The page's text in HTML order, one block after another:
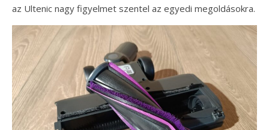
az Ultenic nagy figyelmet szentel az egyedi megoldásokra.